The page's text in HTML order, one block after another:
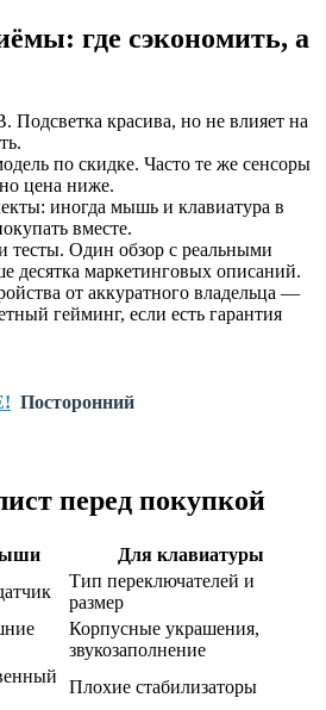
где сэкономить, а
Подсветка красива, но не влияет на
по скидке. Часто те же сенсоры
цена ниже.
иногда мышь и клавиатура в
вместе.
тесты. Один обзор с реальными
десятка маркетинговых описаний.
от аккуратного владельца —
гейминг, если есть гарантия
Посторонний
перед покупкой
Для клавиатуры
Тип переключателей и
размер
Корпусные украшения,
звукозаполнение
Плохие стабилизаторы